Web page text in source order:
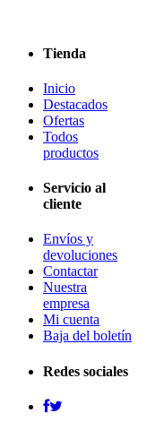
Tienda
Inicio
Destacados
Ofertas
Todos
productos
Servicio al
cliente
Envíos y
devoluciones
Contactar
Nuestra
empresa
Mi cuenta
Baja del boletín
Redes sociales